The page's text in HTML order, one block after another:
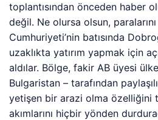
toplantısından önceden haber
değil. Ne olursa olsun,
Cumhuriyeti’nin batısında
uzaklıkta yatırım yapmak için
aldılar. Bölge, fakir AB üyesi
Bulgaristan – tarafından
yetişen bir arazi olma özelliğini
akımlarını hiçbir yönden